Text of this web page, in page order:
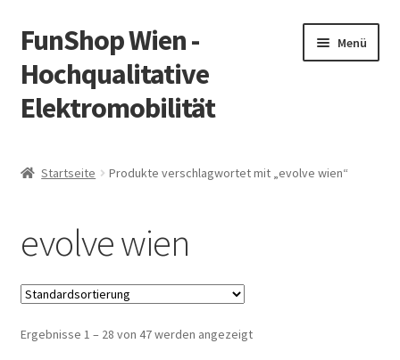
Zur
Navigation
springen
Zum
Inhalt
springen
FunShop Wien -
Hochqualitative
Elektromobilität
Menü
Vorsicht Internetbetrug
Über FunShop
Impressum
Startseite Produkte verschlagwortet mit „evolve wien“
evolve wien
Ergebnisse 1 – 28 von 47 werden angezeigt